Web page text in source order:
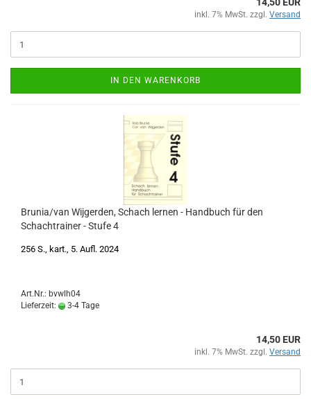
inkl. 7% MwSt. zzgl. Versand
IN DEN WARENKORB
Brunia/van Wijgerden, Schach lernen - Handbuch für den
Schachtrainer - Stufe 4
256 S., kart., 5. Aufl. 2024
Art.Nr.: bvwlh04
Lieferzeit:
3-4 Tage
14,50 EUR
inkl. 7% MwSt. zzgl. Versand